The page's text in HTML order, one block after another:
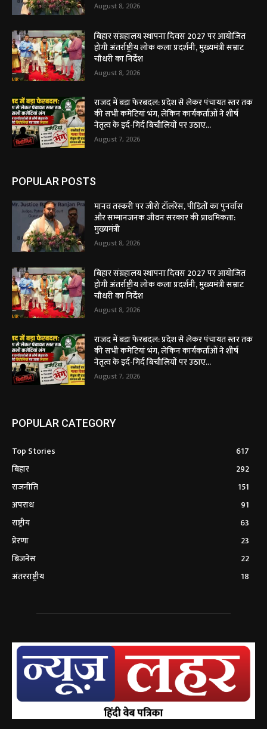
August 8, 2026
बिहार संग्रहालय स्थापना दिवस 2027 पर आयोजित
होगी अंतर्राष्ट्रीय लोक कला प्रदर्शनी, मुख्यमंत्री सम्राट
चौधरी का निर्देश
August 8, 2026
राजद में बड़ा फेरबदल: प्रदेश से लेकर पंचायत स्तर तक
की सभी कमेटियां भंग, लेकिन कार्यकर्ताओं ने शीर्ष
नेतृत्व के इर्द-गिर्द बिचौलियों पर उठाए...
August 7, 2026
POPULAR POSTS
मानव तस्करी पर जीरो टॉलरेंस, पीड़ितों का पुनर्वास
और सम्मानजनक जीवन सरकार की प्राथमिकता:
मुख्यमंत्री
August 8, 2026
बिहार संग्रहालय स्थापना दिवस 2027 पर आयोजित
होगी अंतर्राष्ट्रीय लोक कला प्रदर्शनी, मुख्यमंत्री सम्राट
चौधरी का निर्देश
August 8, 2026
राजद में बड़ा फेरबदल: प्रदेश से लेकर पंचायत स्तर तक
की सभी कमेटियां भंग, लेकिन कार्यकर्ताओं ने शीर्ष
नेतृत्व के इर्द-गिर्द बिचौलियों पर उठाए...
August 7, 2026
POPULAR CATEGORY
Top Stories
617
बिहार
292
राजनीति
151
अपराध
91
राष्ट्रीय
63
प्रेरणा
23
बिजनेस
22
अंतरराष्ट्रीय
18